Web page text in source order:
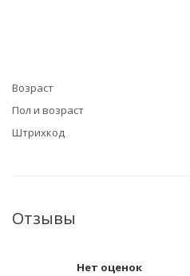
Возраст
Пол и возраст
Штрихкод
Отзывы
Нет оценок